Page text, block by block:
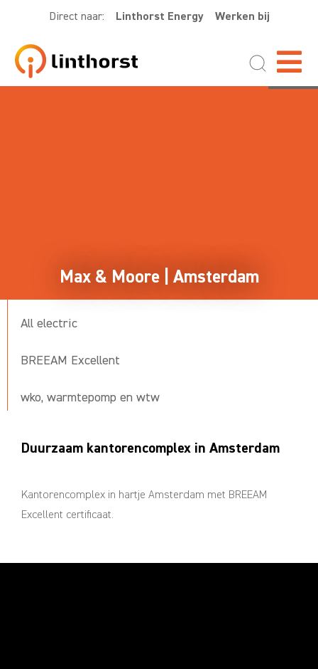
Direct naar: Linthorst Energy Werken bij
Max & Moore | Amsterdam
All electric
BREEAM Excellent
wko, warmtepomp en wtw
Duurzaam kantorencomplex in Amsterdam
Kantorencomplex in hartje Amsterdam met BREEAM
Excellent certificaat.